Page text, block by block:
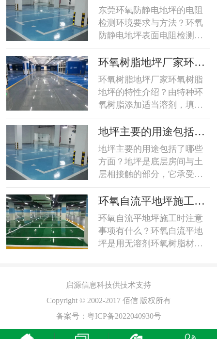
电阻检测环境要求与方
法？
东莞环氧防静电地坪的电阻
检测环境要求与方法？环氧
防静电地坪表面电阻检测环
度为23±8℃，湿度为50±5%
的环境(保持此环境24小时)下
进行。环氧防静电地坪表面
电阻检测方法环氧防静电地
坪在验收测量前，应用洁净
的纱布将表面擦干净，严重
玷污的应用中性液清洗干
净，然后将室内空调打开，
保持一定温度连续开上2~3
天，在规定的温湿度条件下
布条插去地表面所有尘物，
电...
环氧树脂地坪厂家环氧
树脂地坪的特性介绍？
环氧树脂地坪厂家环氧树脂
地坪的特性介绍？由特种环
氧树脂添加适当溶剂，填
等材料做为主剂，并采用改
性脂肪胺做为固化剂，在常
温条件下所形成的致密的三
维交联涂层。具有：1、良好
的耐磨性能；2、良好的抗碾
压性能；3、优异的防渗透性
能；4、中等条件下的防腐蚀
性能；5、附着力良好，保证
了涂层不龟裂、不脱落；6、
外观平滑整洁，便于清洁维
地坪主要的用途包括了
哪些方面？
地坪主要的用途包括了哪些
方面？地坪是底层房间与土
层相接触的部分，它承受底
定的强度和刚度，并具有防
潮、防水、保暖、耐磨的性
能。地层和建筑物室外场地
有密切的关系，要处理好地
坪与平台、台阶及建筑物沿
地坪适用于一些对于卫生条
件要求比较高的场所比如说
医院地面、食品厂车间地
环氧自流平地坪施工时
注意事项有什么？
环氧自流平地坪施工时注意
事项有什么？环氧自流平地
坪是用无溶剂环氧树脂材料
酸碱，抗老化，免维护，环
坪，被广泛使用于许多洁净
工厂，无尘车间，无菌车间
等地面装饰。1、施工温度
启源信息科技供技术支持
Copyright © 2002-2017 佰信 版权所有
备案号： 粤ICP备2022040930号